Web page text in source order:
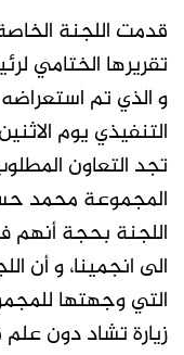
قدمت اللجنة
و الذي تم
تجد التعاون
المجموعة محمد
اللجنة بحجة أنهم
الى انجمينا، و أن
التي وجهتها
زيارة تشاد دون علم